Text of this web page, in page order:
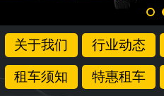
关于我们 行业动态
租车须知 特惠租车